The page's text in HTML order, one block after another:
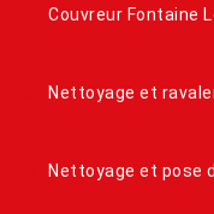
Couvreur Fontaine
Nettoyage et
Nettoyage et pose